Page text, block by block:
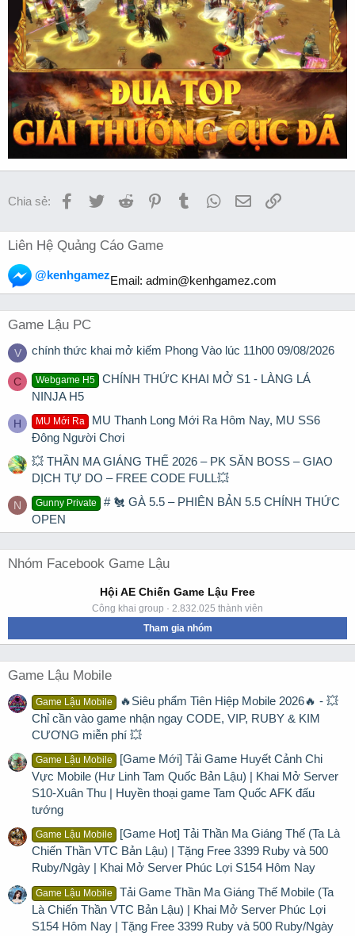
Chia sẻ: Facebook
TwitterReddit PinterestTumblrWhatsApp
EmailLink
Liên Hệ Quảng Cáo Game
@kenhgamezEmail: admin@kenhgamez.com
Game Lậu PC
V chính thức khai mở kiếm Phong Vào lúc 11h00 09/08/2026
C Webgame H5
CHÍNH THỨC KHAI MỞ S1 - LÀNG LÁ
NINJA H5
H MU Mới Ra
MU Thanh Long Mới Ra Hôm Nay, MU SS6
Đông Người Chơi
💥 THẦN MA GIÁNG THẾ 2026 – PK SĂN BOSS – GIAO
DỊCH TỰ DO – FREE CODE FULL💥
N Gunny Private
# 🐔 GÀ 5.5 – PHIÊN BẢN 5.5 CHÍNH THỨC
OPEN
Nhóm Facebook Game Lậu
Hội AE Chiến Game Lậu Free
Công khai group · 2.832.025 thành viên
Tham gia nhóm
Game Lậu Mobile
Game Lậu Mobile
🔥Siêu phẩm Tiên Hiệp Mobile 2026🔥 - 💥
Chỉ cần vào game nhận ngay CODE, VIP, RUBY & KIM
CƯƠNG miễn phí 💥
Game Lậu Mobile
[Game Mới] Tải Game Huyết Cảnh Chi
Vực Mobile (Hư Linh Tam Quốc Bản Lậu) | Khai Mở Server
S10-Xuân Thu | Huyền thoại game Tam Quốc AFK đấu
tướng
Game Lậu Mobile
[Game Hot] Tải Thần Ma Giáng Thế (Ta Là
Chiến Thần VTC Bản Lậu) | Tặng Free 3399 Ruby và 500
Ruby/Ngày | Khai Mở Server Phúc Lợi S154 Hôm Nay
Game Lậu Mobile
Tải Game Thần Ma Giáng Thế Mobile (Ta
Là Chiến Thần VTC Bản Lậu) | Khai Mở Server Phúc Lợi
S154 Hôm Nay | Tặng Free 3399 Ruby và 500 Ruby/Ngày